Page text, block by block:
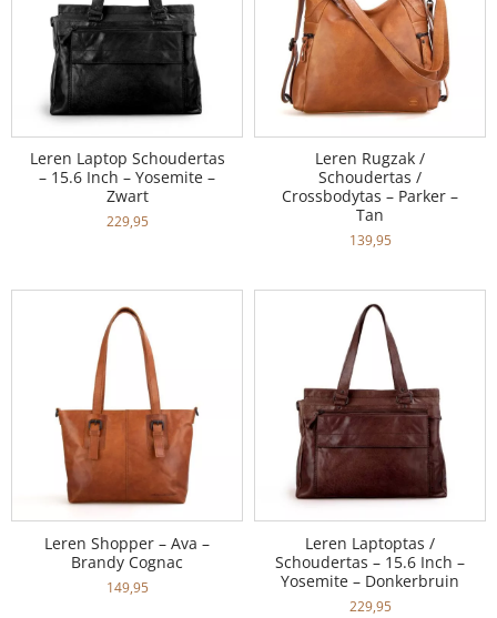
Leren Laptop Schoudertas
– 15.6 Inch – Yosemite –
Zwart
229,95
Leren Rugzak /
Schoudertas /
Crossbodytas – Parker –
Tan
139,95
Leren Shopper – Ava –
Brandy Cognac
149,95
Leren Laptoptas /
Schoudertas – 15.6 Inch –
Yosemite – Donkerbruin
229,95